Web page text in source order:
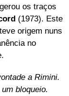
os traços
(1973). Este
origem nuns
no
a Rimini.
bloqueio.